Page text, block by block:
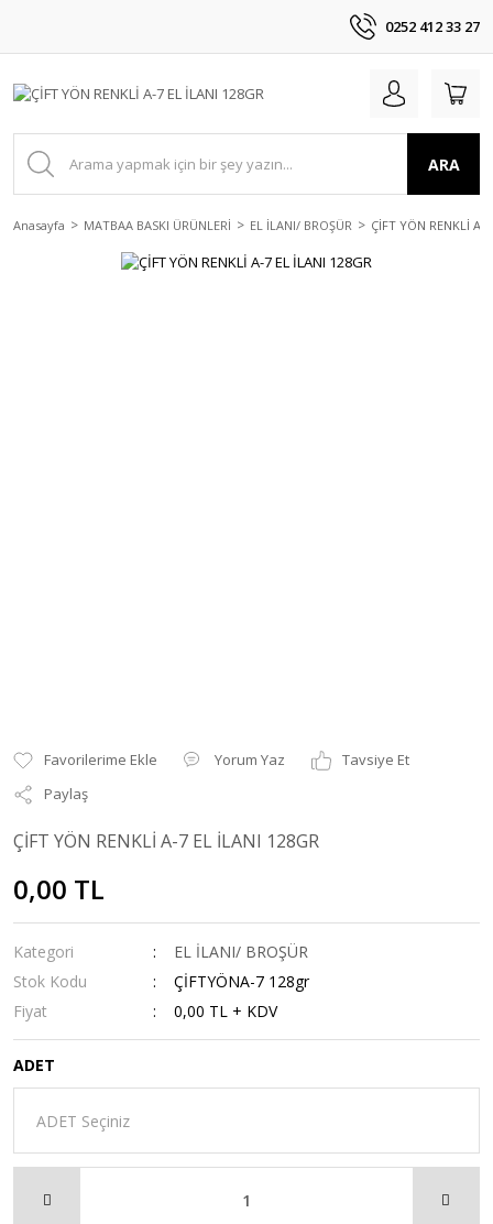
0252 412 33 27
ARA
Anasayfa MATBAA BASKI ÜRÜNLERİ EL İLANI/ BROŞÜR ÇİFT YÖN RENKLİ A-
Yorum Yaz
Tavsiye Et
Paylaş
ÇİFT YÖN RENKLİ A-7 EL İLANI 128GR
0,00 TL
Kategori
EL İLANI/ BROŞÜR
Stok Kodu
ÇİFTYÖNA-7 128gr
Fiyat
0,00 TL + KDV
ADET